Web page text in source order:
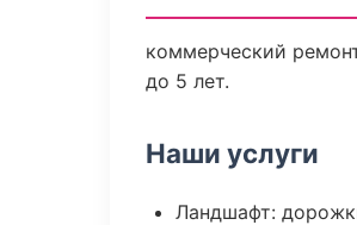
коммерческий
до 5 лет.
Наши услуги
Ландшафт: